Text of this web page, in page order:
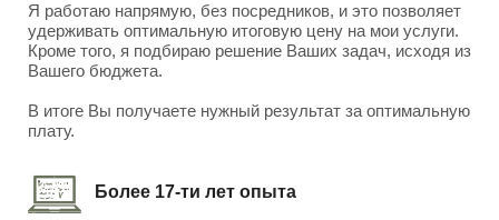
Я работаю напрямую, без посредников, и это позволяет
удерживать оптимальную итоговую цену на мои услуги.
Кроме того, я подбираю решение Ваших задач, исходя из
Вашего бюджета.
В итоге Вы получаете нужный результат за оптимальную
плату.
Более 17-ти лет опыта